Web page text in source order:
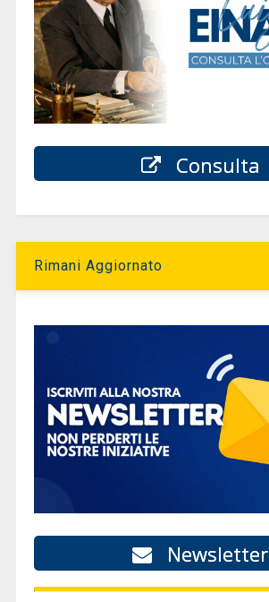
Consulta
Rimani Aggiornato
Newsletter